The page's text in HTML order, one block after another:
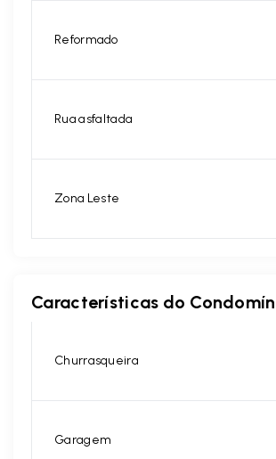
Reformado
Rua asfaltada
Zona Leste
Características do
Churrasqueira
Garagem